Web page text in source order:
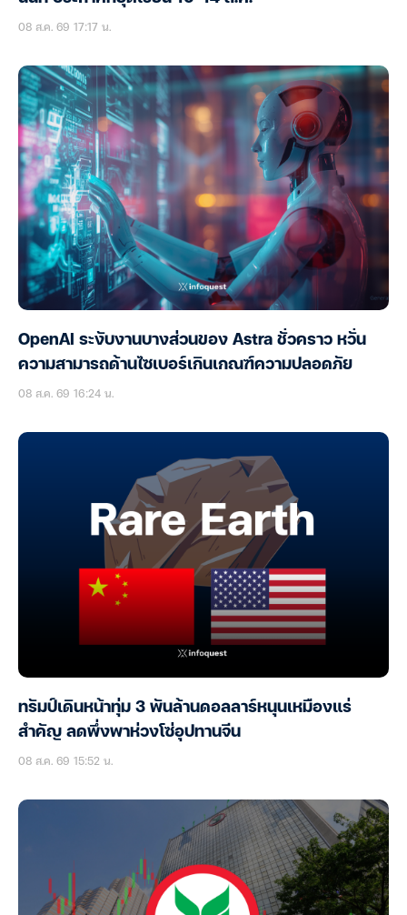
08 ส.ค. 69 17:17 น.
OpenAI ระงับงานบางส่วนของ Astra ชั่วคราว หวั่น
ความสามารถด้านไซเบอร์เกินเกณฑ์ความปลอดภัย
08 ส.ค. 69 16:24 น.
ทรัมป์เดินหน้าทุ่ม 3 พันล้านดอลลาร์หนุนเหมืองแร่
สำคัญ ลดพึ่งพาห่วงโซ่อุปทานจีน
08 ส.ค. 69 15:52 น.